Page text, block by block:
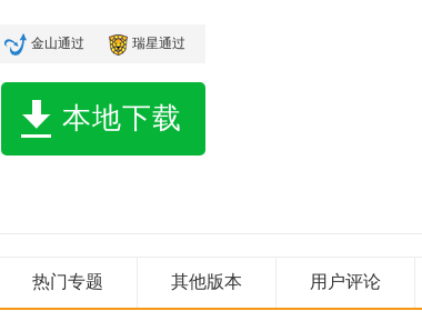
金山通过 瑞星通过
本地下载
热门专题 其他版本 用户评论